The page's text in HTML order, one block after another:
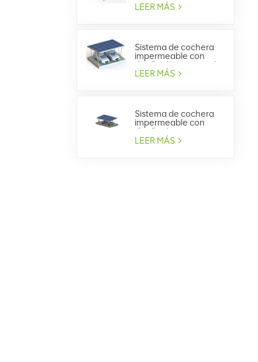
LEER MÁS
Sistema de cochera
impermeable con
diseño de montaje de
aleación de aluminio
LEER MÁS
Sistema de cochera
impermeable con
diseño de estructura
de acero BIPV
LEER MÁS